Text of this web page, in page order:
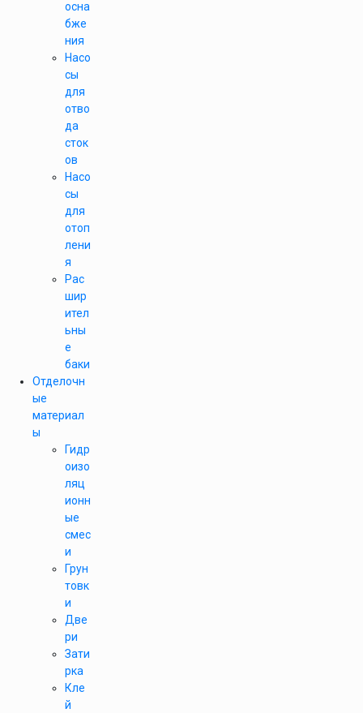
осна
бже
ния
Насо
сы
для
отво
да
сток
ов
Насо
сы
для
отоп
лени
я
Рас
шир
ител
ьны
е
баки
Отделочн
ые
материал
ы
Гидр
оизо
ляц
ионн
ые
смес
и
Грун
товк
и
Две
ри
Зати
рка
Кле
й